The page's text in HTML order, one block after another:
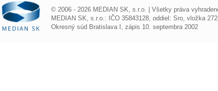
© 2006 - 2026 MEDIAN SK, s.r.o. | Všetky práva
MEDIAN SK, s.r.o.: IČO 35843128, oddiel: Sro, vložka
Okresný súd Bratislava I, zápis 10. septembra 2002